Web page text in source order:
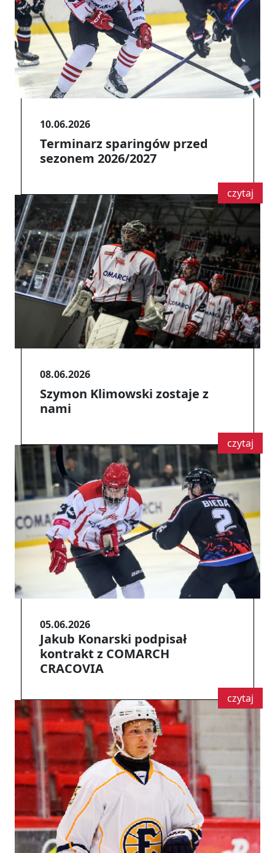
10.06.2026
Terminarz sparingów przed
sezonem 2026/2027
czytaj
08.06.2026
Szymon Klimowski zostaje z
nami
czytaj
05.06.2026
Jakub Konarski podpisał
kontrakt z COMARCH
CRACOVIA
czytaj